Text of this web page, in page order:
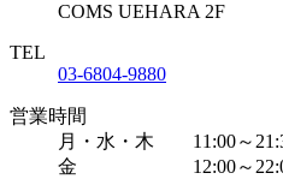
COMS UEHARA 2F
TEL
03-6804-9880
営業時間
月・水・木 11:00～
金 12:00～